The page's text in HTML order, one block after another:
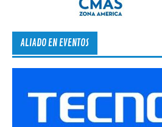
ALIADO EN EVENTOS